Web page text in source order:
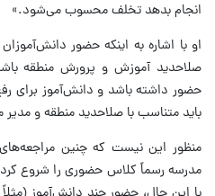
انجام بدهد تخلف محسوب می‌شود.»
او با اشاره به اینکه حضور
صلاحدید آموزش و پرورش منطقه
حضور داشته باشد و دانش‌آموز برای
باید متناسب با صلاحدید منطقه و
منظور این نیست که چنین
مدرسه رسماً کلاس حضوری را شروع